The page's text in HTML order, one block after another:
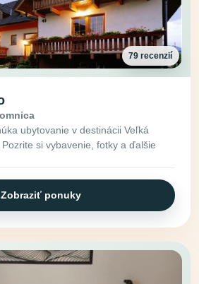
79 recenzií
ubytovanie v destinácii Veľká
si vybavenie, fotky a ďalšie
Zobraziť ponuky